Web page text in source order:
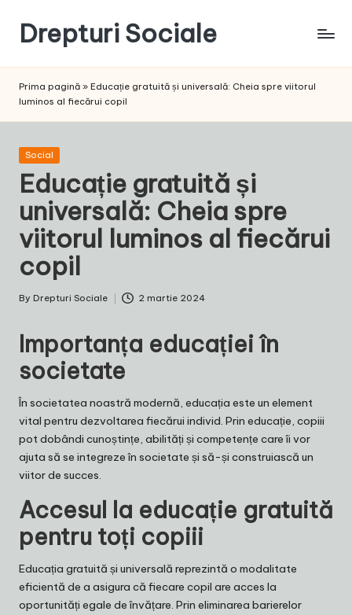
content
Drepturi Sociale
Sociale:
Schimbarea
Noastră!
Prima pagină » Educație gratuită și universală: Cheia spre viitorul
luminos al fiecărui copil
Posted
Social
Educație gratuită și
universală: Cheia spre
viitorul luminos al fiecărui
copil
Posted
By Drepturi Sociale 2 martie 2024
Importanța educației în
societate
În societatea noastră modernă, educația este un element
vital pentru dezvoltarea fiecărui individ. Prin educație, copiii
pot dobândi cunoștințe, abilități și competențe care îi vor
ajuta să se integreze în societate și să-și construiască un
viitor de succes.
Accesul la educație gratuită
pentru toți copiii
Educația gratuită și universală reprezintă o modalitate
eficientă de a asigura că fiecare copil are acces la
oportunități egale de învățare. Prin eliminarea barierelor